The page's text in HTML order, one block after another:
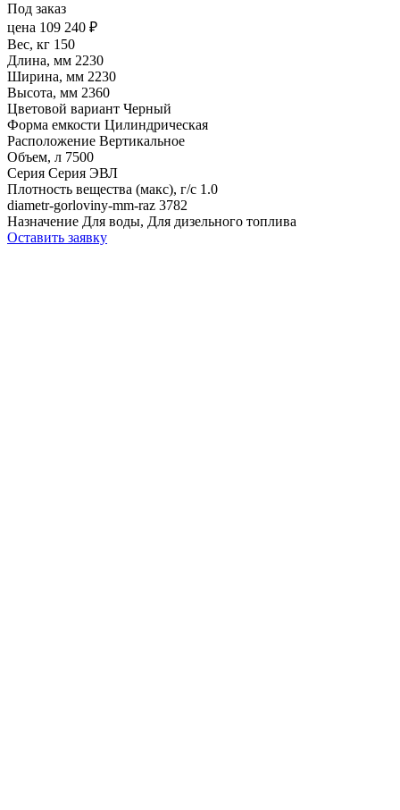
Под заказ
цена 109 240 ₽
Вес, кг 150
Длина, мм 2230
Ширина, мм 2230
Высота, мм 2360
Цветовой вариант Черный
Форма емкости Цилиндрическая
Расположение Вертикальное
Объем, л 7500
Серия Серия ЭВЛ
Плотность вещества (макс), г/с 1.0
diametr-gorloviny-mm-raz 3782
Назначение Для воды, Для дизельного топлива
Оставить заявку